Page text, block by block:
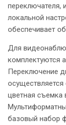
переключателя,
локальной
обеспечивает
Для
комплектуются
Переключение
цветная съемка
базовый набор